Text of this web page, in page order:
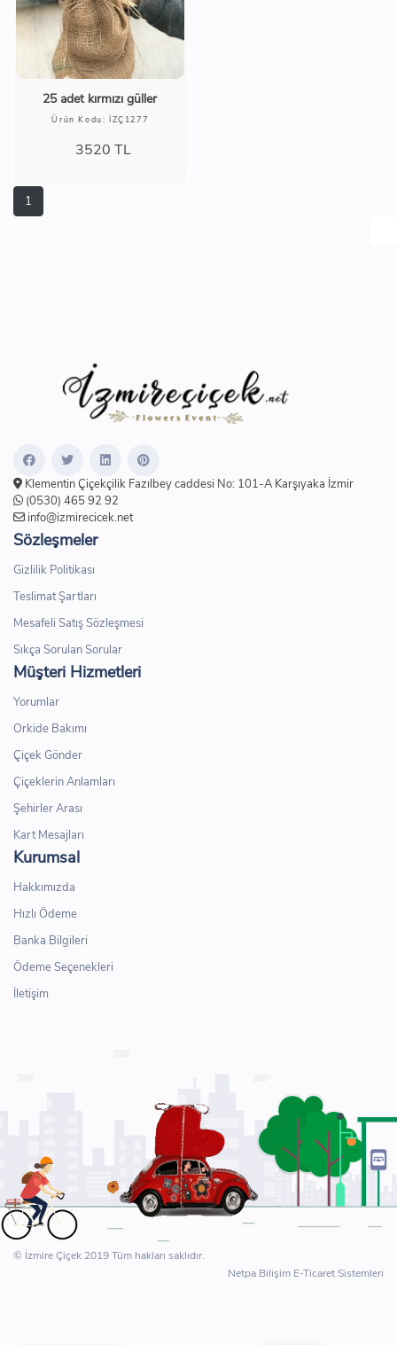
25 adet kırmızı güller
Ürün Kodu: İZÇ1277
3520 TL
1
Klementin Çiçekçilik Fazılbey caddesi No: 101-A Karşıyaka İzmir
(0530) 465 92 92
info@izmirecicek.net
Sözleşmeler
Gizlilik Politikası
Teslimat Şartları
Mesafeli Satış Sözleşmesi
Sıkça Sorulan Sorular
Müşteri Hizmetleri
Yorumlar
Orkide Bakımı
Çiçek Gönder
Çiçeklerin Anlamları
Şehirler Arası
Kart Mesajları
Kurumsal
Hakkımızda
Hızlı Ödeme
Banka Bilgileri
Ödeme Seçenekleri
İletişim
© İzmire Çiçek 2019 Tüm hakları saklıdır.
Netpa Bilişim E-Ticaret Sistemleri